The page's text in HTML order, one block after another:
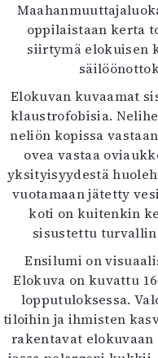
oppilaistaan kerta
siirtymä elokuisen
Elokuvan kuvaamat
klaustrofobisia.
neliön kopissa
ovea vastaa
yksityisyydestä
vuotamaan jätetty
koti on kuitenkin
sisustettu
Ensilumi on
Elokuva on kuvattu
lopputuloksessa.
tiloihin ja ihmisten
rakentavat elokuvaan